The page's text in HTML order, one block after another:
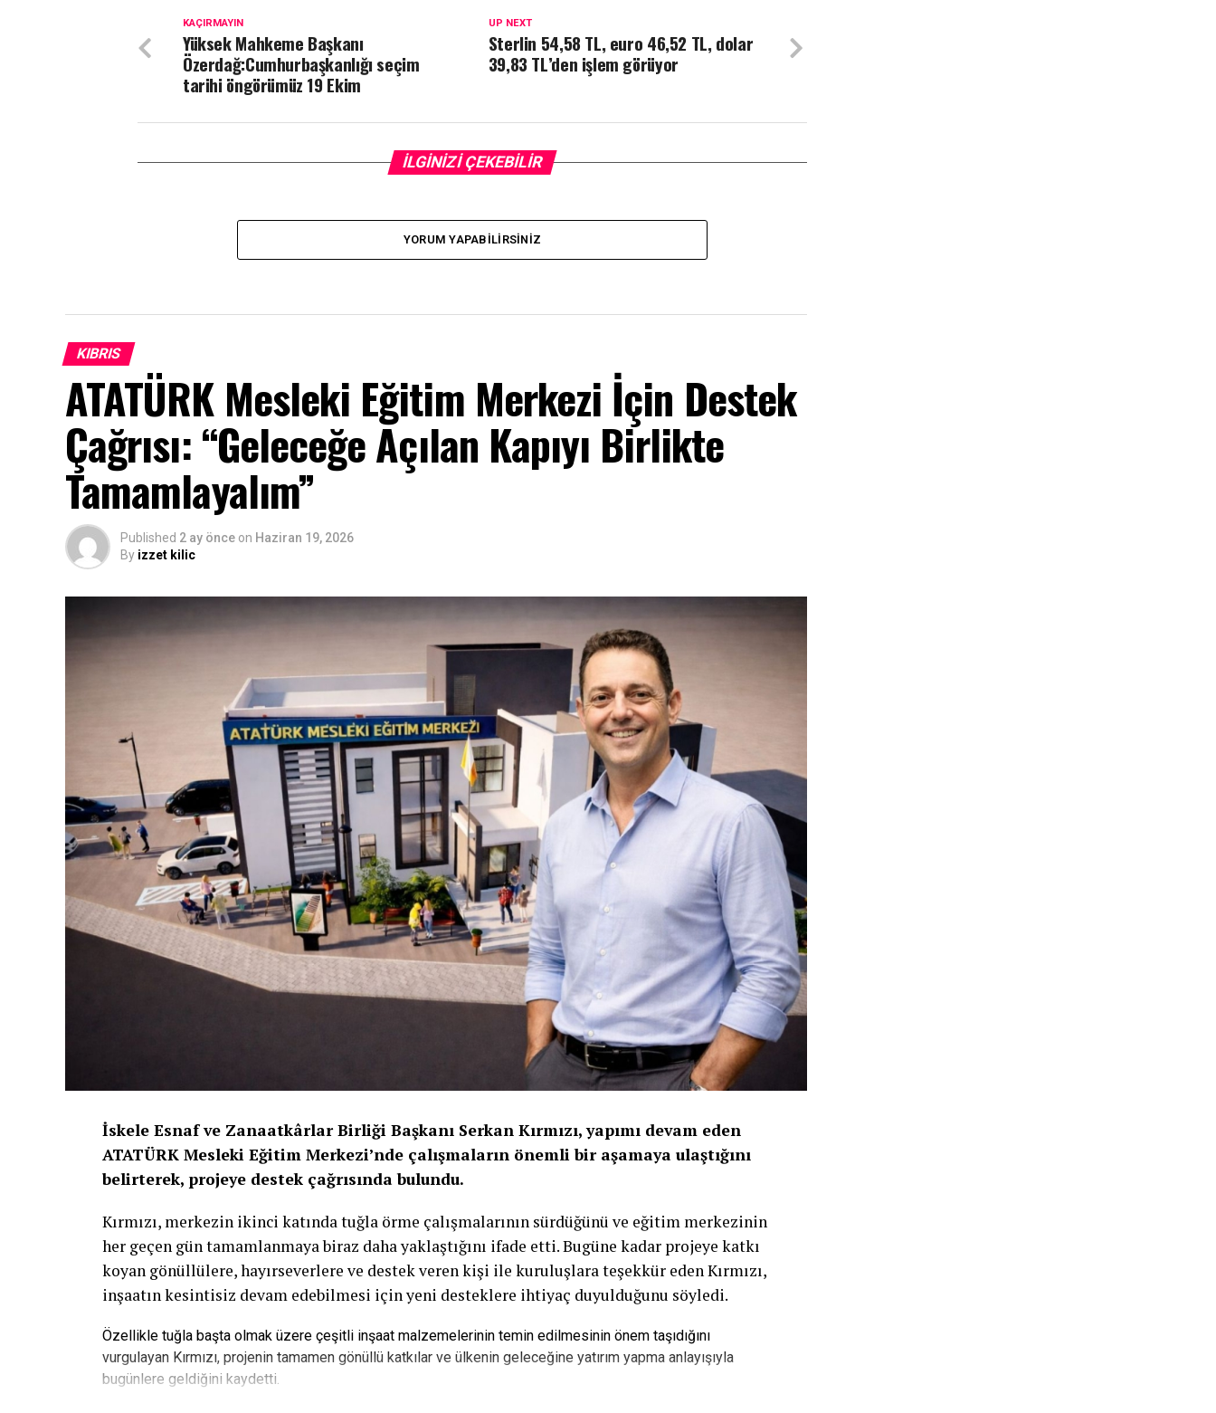
UP NEXT
Sterlin 54,58 TL, euro 46,52 TL, dolar
39,83 TL’den işlem görüyor
KAÇIRMAYIN
Yüksek Mahkeme Başkanı
Özerdağ:Cumhurbaşkanlığı seçim
tarihi öngörümüz 19 Ekim
İLGİNİZİ ÇEKEBİLİR
YORUM YAPABILIRSINIZ
KIBRIS
ATATÜRK Mesleki Eğitim Merkezi İçin Destek
Çağrısı: “Geleceğe Açılan Kapıyı Birlikte
Tamamlayalım”
Published 2 ay önce on Haziran 19, 2026
By izzet kilic
İskele Esnaf ve Zanaatkârlar Birliği Başkanı Serkan Kırmızı, yapımı devam eden
ATATÜRK Mesleki Eğitim Merkezi’nde çalışmaların önemli bir aşamaya ulaştığını
belirterek, projeye destek çağrısında bulundu.
Kırmızı, merkezin ikinci katında tuğla örme çalışmalarının sürdüğünü ve eğitim merkezinin
her geçen gün tamamlanmaya biraz daha yaklaştığını ifade etti. Bugüne kadar projeye katkı
koyan gönüllülere, hayırseverlere ve destek veren kişi ile kuruluşlara teşekkür eden Kırmızı,
inşaatın kesintisiz devam edebilmesi için yeni desteklere ihtiyaç duyulduğunu söyledi.
Özellikle tuğla başta olmak üzere çeşitli inşaat malzemelerinin temin edilmesinin önem taşıdığını
vurgulayan Kırmızı, projenin tamamen gönüllü katkılar ve ülkenin geleceğine yatırım yapma anlayışıyla
bugünlere geldiğini kaydetti.